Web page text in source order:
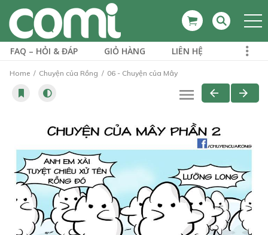
FAQ – HỎI & ĐÁP GIỎ HÀNG LIÊN HỆ
Home Chuyện của Rồng 06 - Chuyện của Mây